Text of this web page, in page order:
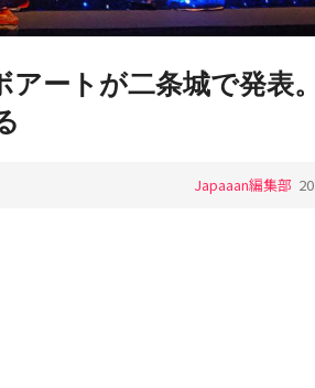
ートが二条城で発表
Japaaan編集部